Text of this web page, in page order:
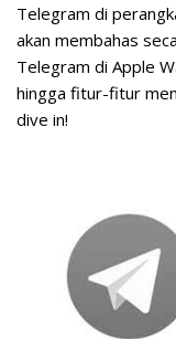
Telegram di
akan membahas
Telegram di Apple
hingga fitur-fitur
dive in!